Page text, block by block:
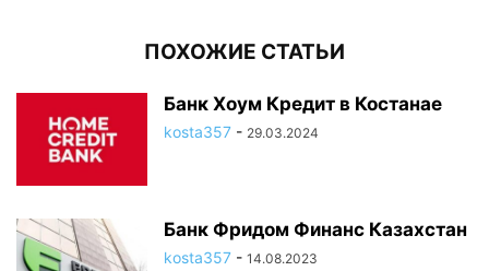
ПОХОЖИЕ СТАТЬИ
Банк Хоум Кредит в Костанае
kosta357 - 29.03.2024
Банк Фридом Финанс Казахстан
kosta357 - 14.08.2023